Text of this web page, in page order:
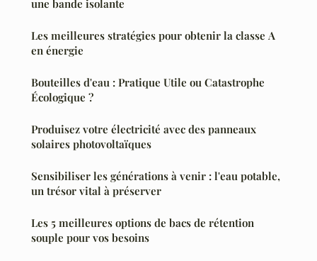
une bande isolante
Les meilleures stratégies pour obtenir la classe A
en énergie
Bouteilles d'eau : Pratique Utile ou Catastrophe
Écologique ?
Produisez votre électricité avec des panneaux
solaires photovoltaïques
Sensibiliser les générations à venir : l'eau potable,
un trésor vital à préserver
Les 5 meilleures options de bacs de rétention
souple pour vos besoins